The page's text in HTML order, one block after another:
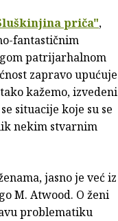
priča",
fantastičnim
patrijarhalnom
zapravo upućuje
kažemo, izvedeni
situacije koje su se
nekim stvarnim
jasno je već iz
M. Atwood. O ženi
problematiku